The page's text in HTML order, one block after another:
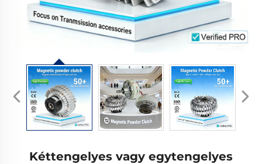
Kéttengelyes vagy egytengelyes